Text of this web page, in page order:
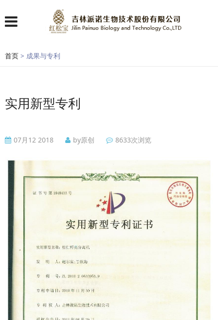
首页 > 成果与专利
实用新型专利
07月12 2018 by原创 8633次浏览